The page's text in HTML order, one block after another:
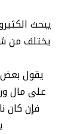
يبحث
يختلف من
يقول بعض
على مال
فإن كان